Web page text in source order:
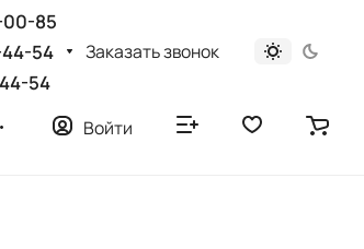
00-85
44-54
54
Заказать звонок
Войти